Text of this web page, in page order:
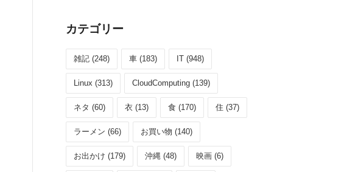
カテゴリー
雑記 (248) 車 (183) IT (948)
Linux (313) CloudComputing (139)
ネタ (60) 衣 (13) 食 (170) 住 (37)
ラーメン (66) お買い物 (140)
お出かけ (179) 沖縄 (48) 映画 (6)